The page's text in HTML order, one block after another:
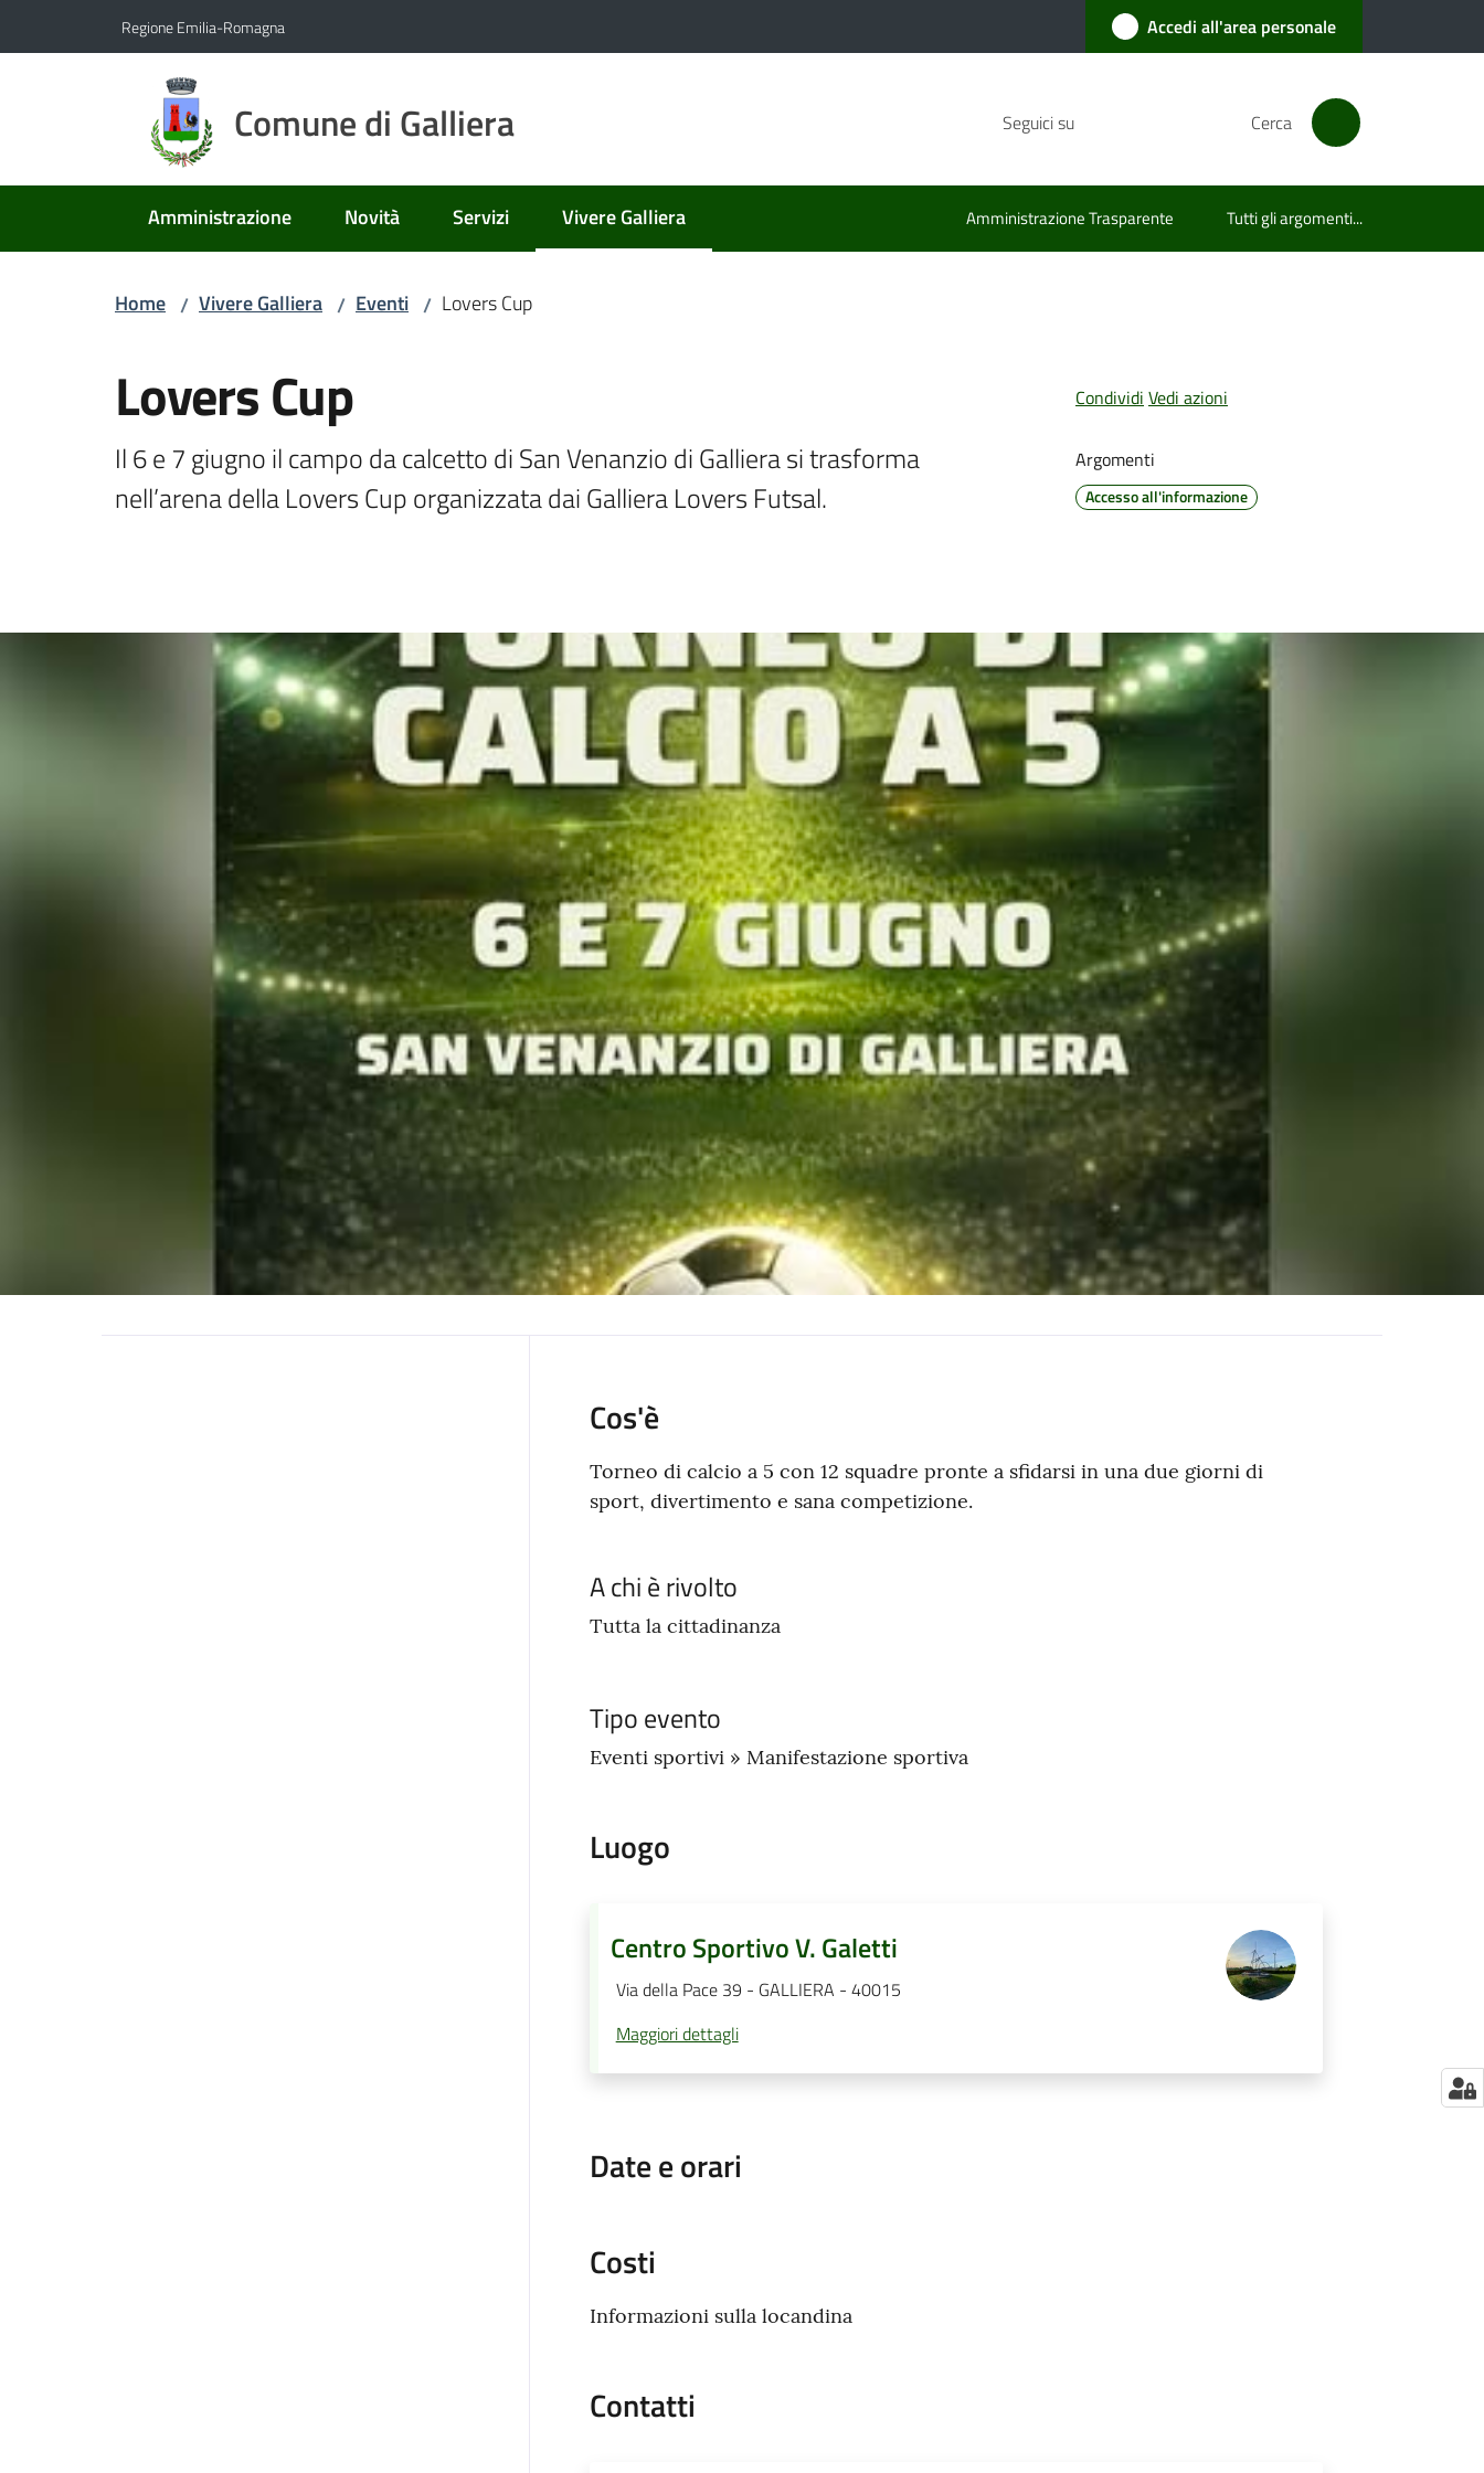
Regione Emilia-Romagna Accedi all'area personale
Comune di Galliera Seguici su Cerca
Amministrazione Novità Servizi Vivere Galliera
Menu selezionato Amministrazione Trasparente Tutti gli argomenti...
Home / Vivere Galliera / Eventi / Lovers Cup
Lovers Cup
Il 6 e 7 giugno il campo da calcetto di San Venanzio di Galliera si trasforma
nell’arena della Lovers Cup organizzata dai Galliera Lovers Futsal.
Condividi Vedi azioni
Argomenti
Accesso all'informazione
Cos'è
Torneo di calcio a 5 con 12 squadre pronte a sfidarsi in una due giorni di
sport, divertimento e sana competizione.
A chi è rivolto
Tutta la cittadinanza
Tipo evento
Eventi sportivi » Manifestazione sportiva
Luogo
Centro Sportivo V. Galetti
Via della Pace 39 - GALLIERA - 40015
Maggiori dettagli
Date e orari
Costi
Informazioni sulla locandina
Contatti